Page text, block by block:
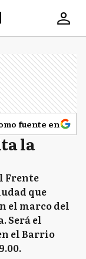
fuente en
la
Frente
que
el marco del
Será el
el Barrio